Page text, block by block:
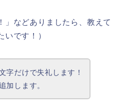
」などありましたら、教えて
いです！）
字だけで失礼します！
加します。